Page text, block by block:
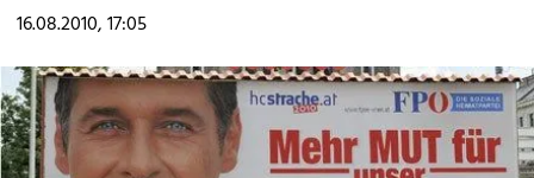
16.08.2010, 17:05